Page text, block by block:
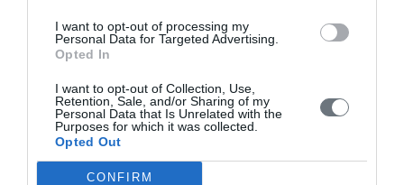
I want to opt-out of processing my
Personal Data for Targeted Advertising.
Opted In
I want to opt-out of Collection, Use,
Retention, Sale, and/or Sharing of my
Personal Data that Is Unrelated with the
Purposes for which it was collected.
Opted Out
CONFIRM
ΣΆΒΒΑΤΟ
6ο Οικολογικό Συνέδριο Θεολογία και
Περιβαλλοντική Ηθική